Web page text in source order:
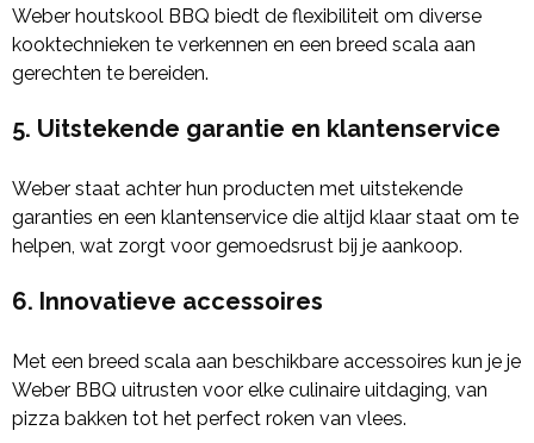
Weber houtskool BBQ biedt de flexibiliteit om diverse
kooktechnieken te verkennen en een breed scala aan
gerechten te bereiden.
5. Uitstekende garantie en klantenservice
Weber staat achter hun producten met uitstekende
garanties en een klantenservice die altijd klaar staat om te
helpen, wat zorgt voor gemoedsrust bij je aankoop.
6. Innovatieve accessoires
Met een breed scala aan beschikbare accessoires kun je je
Weber BBQ uitrusten voor elke culinaire uitdaging, van
pizza bakken tot het perfect roken van vlees.